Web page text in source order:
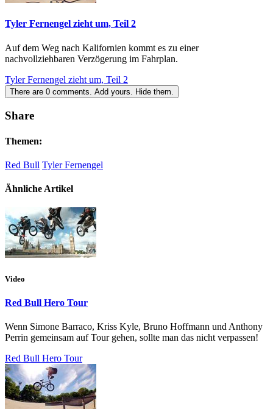
Tyler Fernengel zieht um, Teil 2
Auf dem Weg nach Kalifornien kommt es zu einer
nachvollziehbaren Verzögerung im Fahrplan.
Tyler Fernengel zieht um, Teil 2
There are 0 comments. Add yours. Hide them.
Share
Themen:
Red Bull Tyler Fernengel
Ähnliche Artikel
Video
Red Bull Hero Tour
Wenn Simone Barraco , Kriss Kyle , Bruno Hoffmann und Anthony
Perrin gemeinsam auf Tour gehen, sollte man das nicht verpassen!
Red Bull Hero Tour